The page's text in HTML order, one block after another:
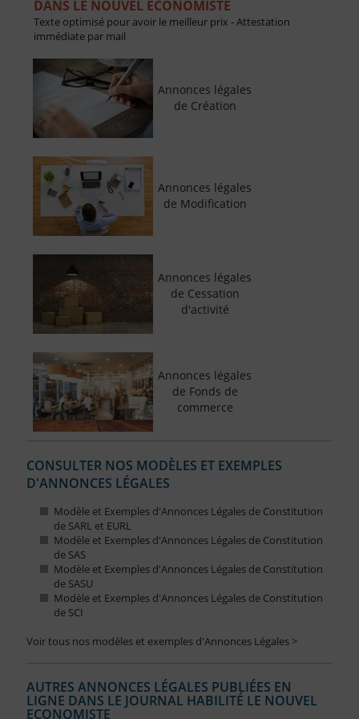
DANS LE NOUVEL ECONOMISTE
Texte optimisé pour avoir le meilleur prix - Attestation
immédiate par mail
Annonces légales
de Création
Annonces légales
de Modification
Annonces légales
de Cessation
d'activité
Annonces légales
de Fonds de
commerce
CONSULTER NOS MODÈLES ET EXEMPLES
D'ANNONCES LÉGALES
Modèle et Exemples d'Annonces Légales de Constitution
de SARL et EURL
Modèle et Exemples d'Annonces Légales de Constitution
de SAS
Modèle et Exemples d'Annonces Légales de Constitution
de SASU
Modèle et Exemples d'Annonces Légales de Constitution
de SCI
Voir tous nos modèles et exemples d'Annonces Légales >
AUTRES ANNONCES LÉGALES PUBLIÉES EN
LIGNE DANS LE JOURNAL HABILITÉ LE NOUVEL
ECONOMISTE